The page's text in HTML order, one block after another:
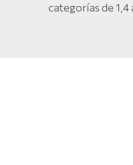
categorías de 1,4